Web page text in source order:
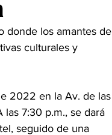
donde los amantes de
culturales y
2022 en la Av. de las
las 7:30 p.m., se dará
seguido de una